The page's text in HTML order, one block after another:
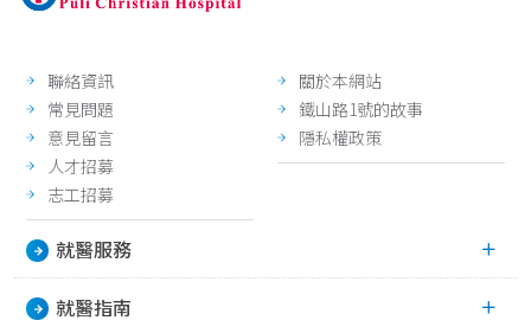
聯絡資訊
常見問題
意見留言
人才招募
志工招募
關於本網站
鐵山路1號的故事
隱私權政策
就醫服務
就醫指南